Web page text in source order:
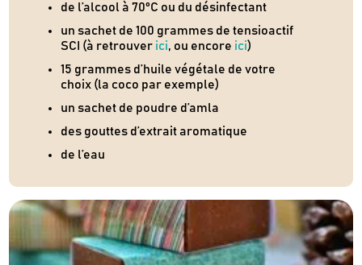
de l’alcool à 70°C ou du désinfectant
un sachet de 100 grammes de tensioactif
SCI (à retrouver ici, ou encore ici)
15 grammes d’huile végétale de votre
choix (la coco par exemple)
un sachet de poudre d’amla
des gouttes d’extrait aromatique
de l’eau